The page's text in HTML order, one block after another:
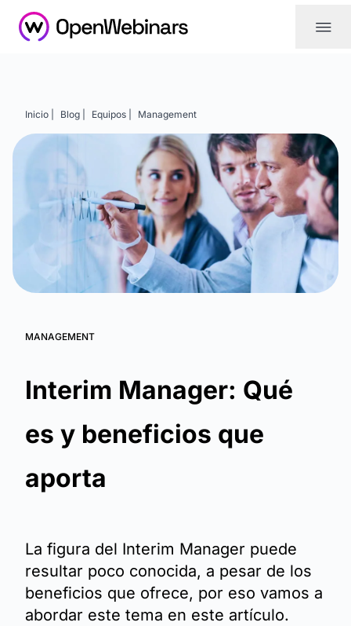
|||
Inicio | Blog | Equipos | Management
MANAGEMENT
Interim Manager: Qué
es y beneficios que
aporta
La figura del Interim Manager puede
resultar poco conocida, a pesar de los
beneficios que ofrece, por eso vamos a
abordar este tema en este artículo.